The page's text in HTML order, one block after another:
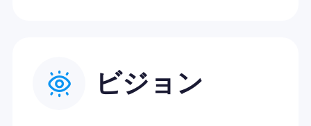
ビジョン